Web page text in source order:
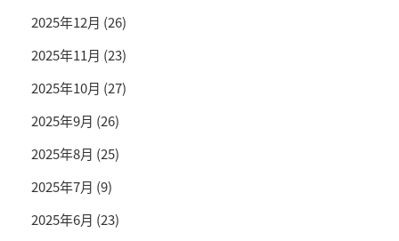
2025年12月 (26)
2025年11月 (23)
2025年10月 (27)
2025年9月 (26)
2025年8月 (25)
2025年7月 (9)
2025年6月 (23)